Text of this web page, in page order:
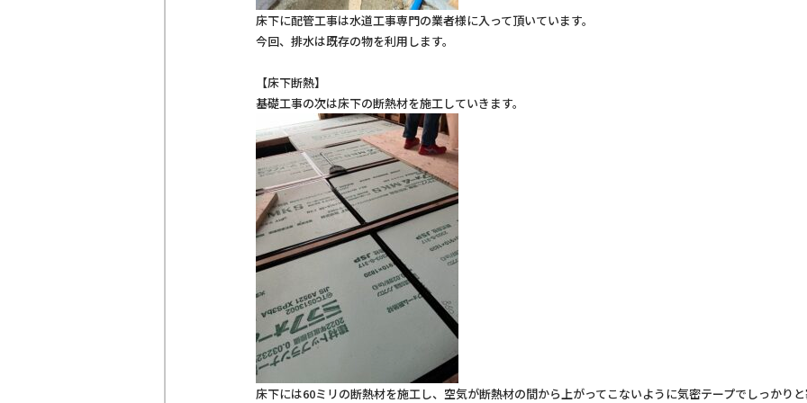
床下に配管工事は水道工事専門の業者様に入って頂いています。
今回、排水は既存の物を利用します。
【床下断熱】
基礎工事の次は床下の断熱材を施工していきます。
床下には60ミリの断熱材を施工し、空気が断熱材の間から上がってこないように気密テープでしっかりと